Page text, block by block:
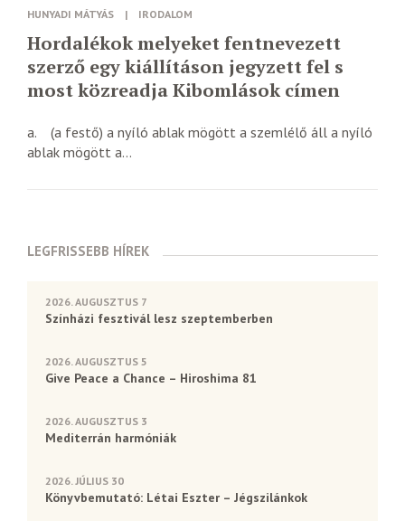
HUNYADI MÁTYÁS | IRODALOM
Hordalékok melyeket fentnevezett
szerző egy kiállításon jegyzett fel s
most közreadja Kibomlások címen
a. (a festő) a nyíló ablak mögött a szemlélő áll a nyíló
ablak mögött a...
LEGFRISSEBB HÍREK
2026. AUGUSZTUS 7
Színházi fesztivál lesz szeptemberben
2026. AUGUSZTUS 5
Give Peace a Chance – Hiroshima 81
2026. AUGUSZTUS 3
Mediterrán harmóniák
2026. JÚLIUS 30
Könyvbemutató: Létai Eszter – Jégszilánkok